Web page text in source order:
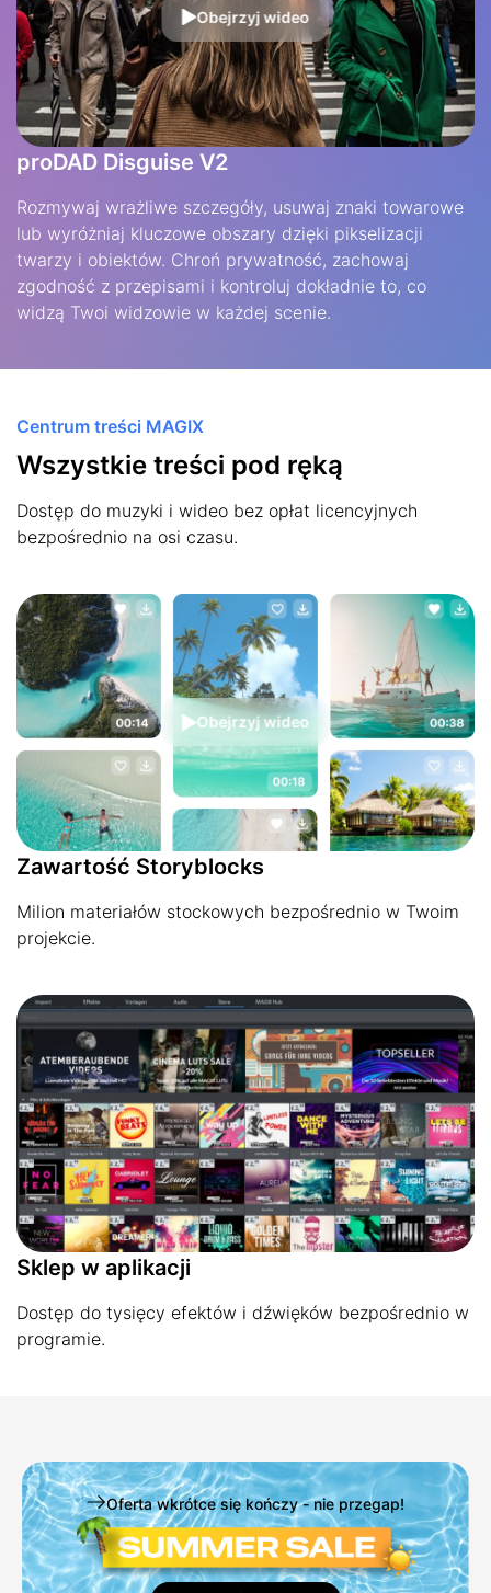
Obejrzyj wideo
proDAD Disguise V2
Rozmywaj wrażliwe szczegóły, usuwaj znaki towarowe
lub wyróżniaj kluczowe obszary dzięki pikselizacji
twarzy i obiektów. Chroń prywatność, zachowaj
zgodność z przepisami i kontroluj dokładnie to, co
widzą Twoi widzowie w każdej scenie.
Centrum treści MAGIX
Wszystkie treści pod ręką
Dostęp do muzyki i wideo bez opłat licencyjnych
bezpośrednio na osi czasu.
Obejrzyj wideo
Zawartość Storyblocks
Milion materiałów stockowych bezpośrednio w Twoim
projekcie.
Sklep w aplikacji
Dostęp do tysięcy efektów i dźwięków bezpośrednio w
programie.
Oferta wkrótce się kończy - nie przegap!